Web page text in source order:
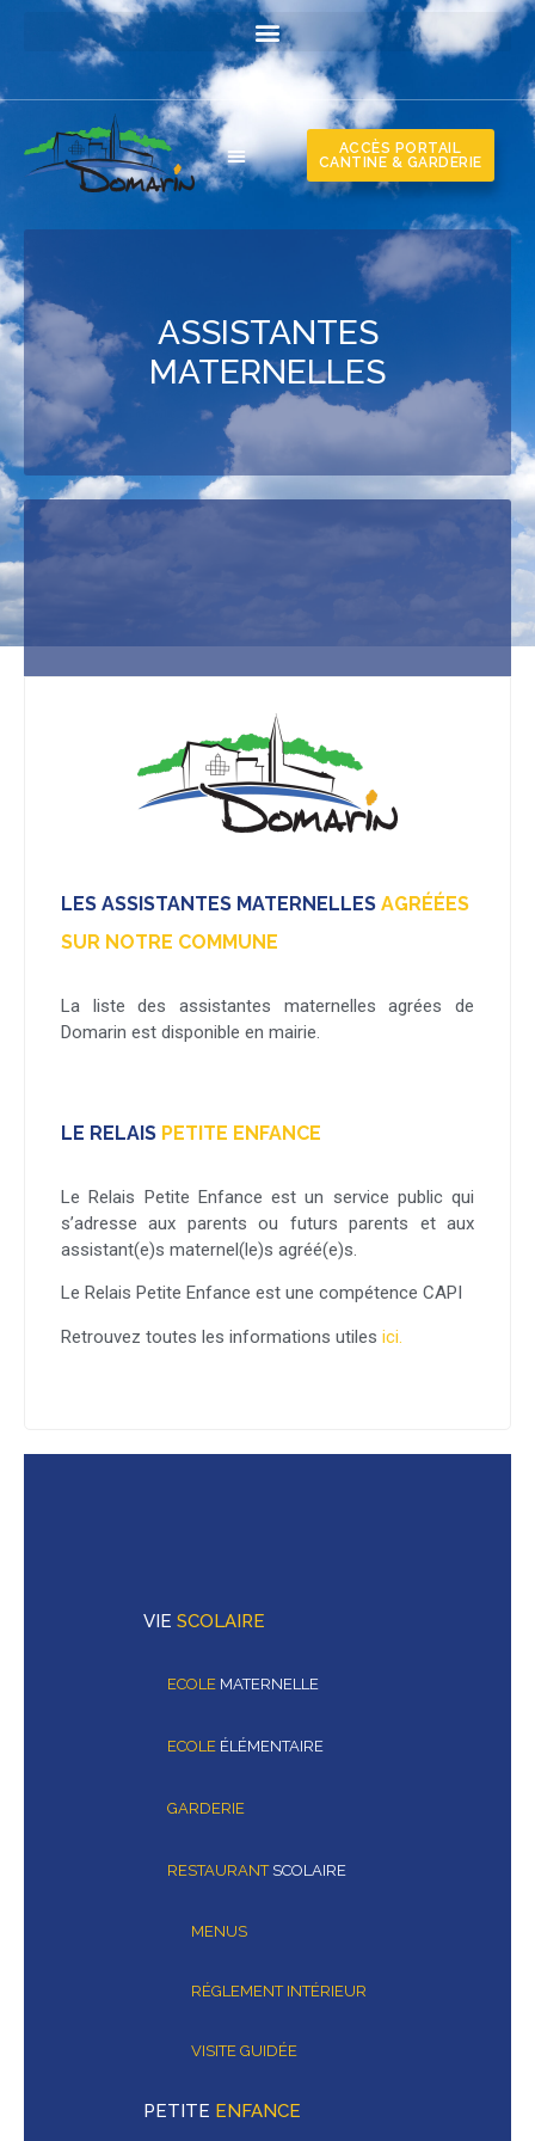
ACCÈS PORTAIL
CANTINE & GARDERIE
ASSISTANTES
MATERNELLES
LES ASSISTANTES MATERNELLES AGRÉÉES
SUR NOTRE COMMUNE
La liste des assistantes maternelles agrées de
Domarin est disponible en mairie.
LE RELAIS PETITE ENFANCE
Le Relais Petite Enfance est un service public qui
s’adresse aux parents ou futurs parents et aux
assistant(e)s maternel(le)s agréé(e)s.
Le Relais Petite Enfance est une compétence CAPI
Retrouvez toutes les informations utiles ici.
VIE SCOLAIRE
ECOLE MATERNELLE
ECOLE ÉLÉMENTAIRE
GARDERIE
RESTAURANT SCOLAIRE
MENUS
RÉGLEMENT INTÉRIEUR
VISITE GUIDÉE
PETITE ENFANCE